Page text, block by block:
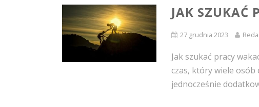
JAK SZUKAĆ
27 grudnia 2023
Jak szukać pracy
czas, który wiele osób
jednocześnie